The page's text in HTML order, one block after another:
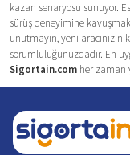
kazan senaryosu sunuyor.
sürüş deneyimine
unutmayın, yeni
sorumluluğunuzdadır. En
Sigortain.com her zaman